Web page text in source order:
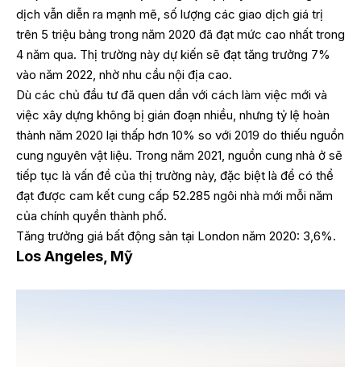
dịch vẫn diễn ra mạnh mẽ, số lượng các giao dịch giá trị
trên 5 triệu bảng trong năm 2020 đã đạt mức cao nhất trong
4 năm qua. Thị trường này dự kiến sẽ đạt tăng trưởng 7%
vào năm 2022, nhờ nhu cầu nội địa cao.
Dù các chủ đầu tư đã quen dần với cách làm việc mới và
việc xây dựng không bị gián đoạn nhiều, nhưng tỷ lệ hoàn
thành năm 2020 lại thấp hơn 10% so với 2019 do thiếu nguồn
cung nguyên vật liệu. Trong năm 2021, nguồn cung nhà ở sẽ
tiếp tục là vấn đề của thị trường này, đặc biệt là để có thể
đạt được cam kết cung cấp 52.285 ngôi nhà mới mỗi năm
của chính quyền thành phố.
Tăng trưởng giá bất động sản tại London năm 2020: 3,6%.
Los Angeles, Mỹ